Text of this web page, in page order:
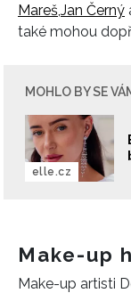
Mareš,Jan Černý
také mohou
MOHLO BY SE
elle.cz
Make-up
Make-up artisti